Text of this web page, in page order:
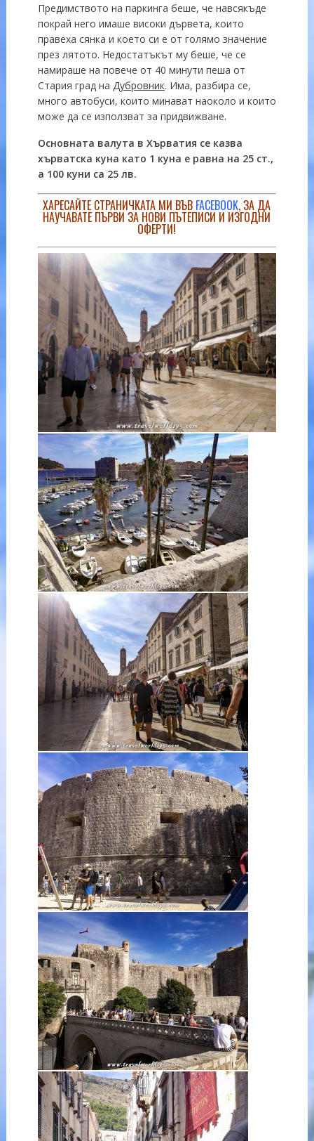
Предимството на паркинга беше, че навсякъде
покрай него имаше високи дървета, които
правеха сянка и което си е от голямо значение
през лятото. Недостатъкът му беше, че се
намираше на повече от 40 минути пеша от
Стария град на Дубровник. Има, разбира се,
много автобуси, които минават наоколо и които
може да се използват за придвижване.
Основната валута в Хърватия се казва
хърватска куна като 1 куна е равна на 25 ст.,
а 100 куни са 25 лв.
ХАРЕСАЙТЕ СТРАНИЧКАТА МИ ВЪВ FACEBOOK, ЗА ДА
НАУЧАВАТЕ ПЪРВИ ЗА НОВИ ПЪТЕПИСИ И ИЗГОДНИ
ОФЕРТИ!